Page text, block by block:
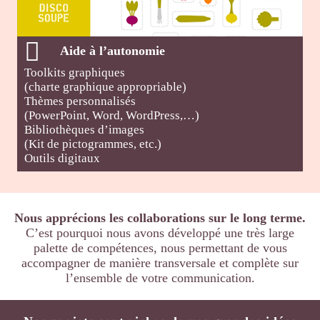
Aide à l’autonomie
Toolkits graphiques
(charte graphique appropriable)
Thèmes personnalisés
(PowerPoint, Word, WordPress,…)
Bibliothèques d’images
(Kit de pictogrammes, etc.)
Outils digitaux
Nous apprécions les collaborations sur le long terme.
C’est pourquoi nous avons développé une très large
palette de compétences, nous permettant de vous
accompagner de manière transversale et complète sur
l’ensemble de votre communication.